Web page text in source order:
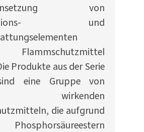
von
und
Flammschutzmittel
Produkte aus der Serie
eine Gruppe von
wirkenden
die aufgrund